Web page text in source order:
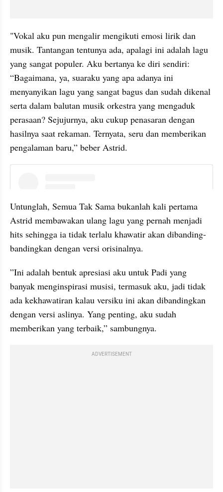
"Vokal aku pun mengalir mengikuti emosi lirik dan
musik. Tantangan tentunya ada, apalagi ini adalah lagu
yang sangat populer. Aku bertanya ke diri sendiri:
“Bagaimana, ya, suaraku yang apa adanya ini
menyanyikan lagu yang sangat bagus dan sudah dikenal
serta dalam balutan musik orkestra yang mengaduk
perasaan? Sejujurnya, aku cukup penasaran dengan
hasilnya saat rekaman. Ternyata, seru dan memberikan
pengalaman baru,” beber Astrid.
Untunglah, Semua Tak Sama bukanlah kali pertama
Astrid membawakan ulang lagu yang pernah menjadi
hits sehingga ia tidak terlalu khawatir akan dibanding-
bandingkan dengan versi orisinalnya.
”Ini adalah bentuk apresiasi aku untuk Padi yang
banyak menginspirasi musisi, termasuk aku, jadi tidak
ada kekhawatiran kalau versiku ini akan dibandingkan
dengan versi aslinya. Yang penting, aku sudah
memberikan yang terbaik,” sambungnya.
ADVERTISEMENT